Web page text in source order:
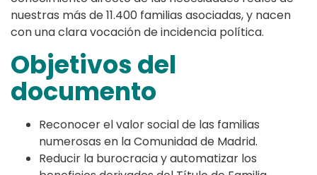
nuestras más de 11.400 familias asociadas, y nacen
con una clara vocación de incidencia política.
Objetivos del
documento
Reconocer el valor social de las familias
numerosas en la Comunidad de Madrid.
Reducir la burocracia y automatizar los